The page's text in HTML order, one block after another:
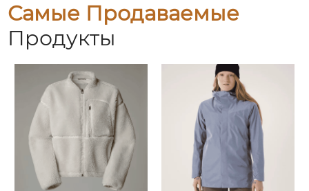
Самые Продаваемые
Продукты